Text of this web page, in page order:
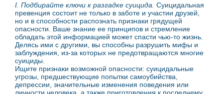
I. Подбирайте ключи к разгадке суицида. Суицидальная
превенция состоит не только в заботе и участии друзей,
но и в способности распознать признаки грядущей
опасности. Ваше знание ее принципов и стремление
обладать этой информацией может спасти чью-то жизнь.
Делясь ими с другими, вы способны разрушить мифы и
заблуждения, из-за которых не предотвращаются многие
суициды.
Ищите признаки возможной опасности: суицидальные
угрозы, предшествующие попытки самоубийства,
депрессии, значительные изменения поведения или